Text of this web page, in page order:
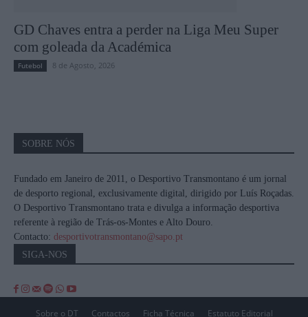
GD Chaves entra a perder na Liga Meu Super
com goleada da Académica
Futebol 8 de Agosto, 2026
SOBRE NÓS
Fundado em Janeiro de 2011, o Desportivo Transmontano é um jornal
de desporto regional, exclusivamente digital, dirigido por Luís Roçadas.
O Desportivo Transmontano trata e divulga a informação desportiva
referente à região de Trás-os-Montes e Alto Douro.
Contacto: desportivotransmontano@sapo.pt
SIGA-NOS
Sobre o DT Contactos Ficha Técnica Estatuto Editorial